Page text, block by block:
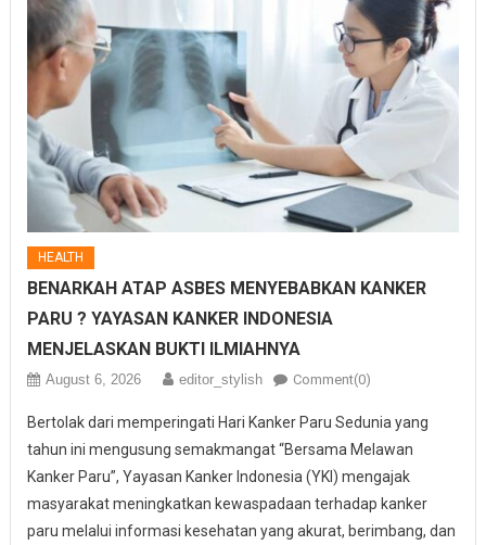
HEALTH
BENARKAH ATAP ASBES MENYEBABKAN KANKER
PARU ? YAYASAN KANKER INDONESIA
MENJELASKAN BUKTI ILMIAHNYA
August 6, 2026 editor_stylish Comment(0)
Bertolak dari memperingati Hari Kanker Paru Sedunia yang
tahun ini mengusung semakmangat “Bersama Melawan
Kanker Paru”, Yayasan Kanker Indonesia (YKI) mengajak
masyarakat meningkatkan kewaspadaan terhadap kanker
paru melalui informasi kesehatan yang akurat, berimbang, dan